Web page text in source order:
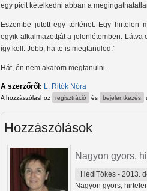
egy picit kételkedni abban a
Eszembe jutott egy történet. Egy hirtelen
egyik alkalmazottját a jelenlétemben. Látva
így kell. Jobb, ha te is megtanulod.”
Hát, én nem akarom megtanulni.
A szerzőről: L. Ritók Nóra
A hozzászóláshoz regisztráció és bejelentkezés
Hozzászólások
Nagyon gyors,
HédiTőkés - 2013.
Nagyon gyors,